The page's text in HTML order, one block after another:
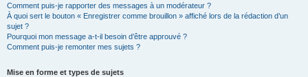
Comment puis-je rapporter des messages à un modérateur ?
À quoi sert le bouton « Enregistrer comme brouillon » affiché lors de la rédaction d’un
sujet ?
Pourquoi mon message a-t-il besoin d’être approuvé ?
Comment puis-je remonter mes sujets ?
Mise en forme et types de sujets